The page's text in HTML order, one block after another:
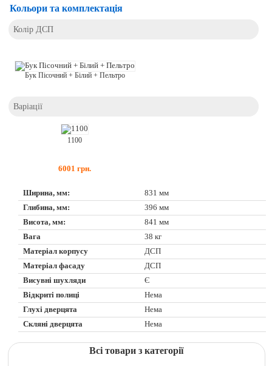
Кольори та комплектація
Колір ДСП
Бук Пісочний + Білий + Пельтро
Варіації
1100
6001 грн.
Ширина, мм:
831 мм
Глибина, мм:
396 мм
Висота, мм:
841 мм
Вага
38 кг
Матеріал корпусу
ДСП
Матеріал фасаду
ДСП
Висувні шухляди
Є
Відкриті полиці
Нема
Глухі дверцята
Нема
Скляні дверцята
Нема
Всі товари з категорії